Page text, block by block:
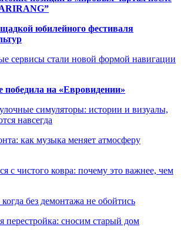
юбилейного фестиваля
сервисы стали новой формой навигации
на «Евровидении»
симуляторы: истории и визуалы,
навсегда
как музыка меняет атмосферу
с чистого ковра: почему это важнее, чем
без демонтажа не обойтись
перестройка: сносим старый дом